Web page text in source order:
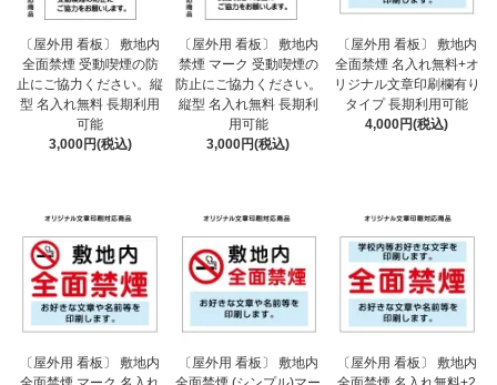
〔屋外用 看板〕 敷地内
全面禁煙 受動喫煙の防
止にご協力ください。縦
型 名入れ無料 長期利用
可能
3,000円(税込)
〔屋外用 看板〕 敷地内
禁煙 マーク 受動喫煙の
防止にご協力ください。
縦型 名入れ無料 長期利
用可能
3,000円(税込)
〔屋外用 看板〕 敷地内
全面禁煙 名入れ無料+オ
リジナル文章印刷欄有り
タイプ 長期利用可能
4,000円(税込)
〔屋外用 看板〕 敷地内
〔屋外用 看板〕 敷地内
〔屋外用 看板〕 敷地内